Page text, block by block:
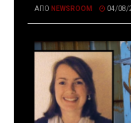
ΑΠΌ NEWSROOM 04/08/